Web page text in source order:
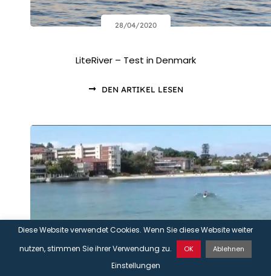
28/04/2020
LiteRiver – Test in Denmark
DEN ARTIKEL LESEN
KONTAKT
Diese Website verwendet Cookies. Wenn Sie diese Website weiter
nutzen, stimmen Sie ihrer Verwendung zu.
OK Ablehnen
Einstellungen